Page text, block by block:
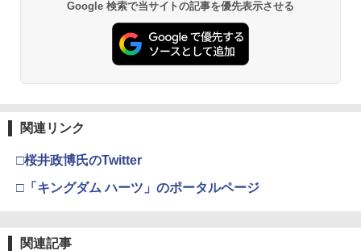
Google 検索で当サイトの記事を優先表示させる
関連リンク
□桜井政博氏のTwitter
□「キングダム ハーツ」のポータルページ
関連記事